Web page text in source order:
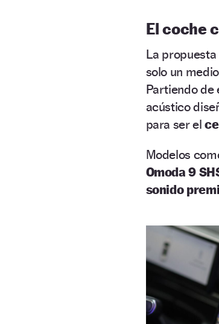
El coche
La
solo un
Partiendo de
acústico
para ser el
Modelos
Omoda 9
sonido